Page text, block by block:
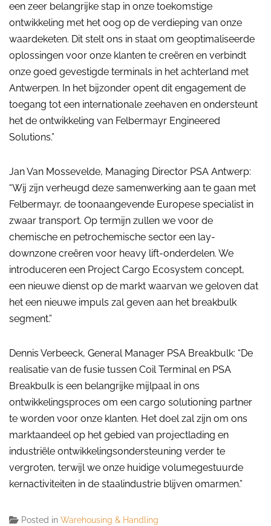
een zeer belangrijke stap in onze toekomstige
ontwikkeling met het oog op de verdieping van onze
waardeketen. Dit stelt ons in staat om geoptimaliseerde
oplossingen voor onze klanten te creëren en verbindt
onze goed gevestigde terminals in het achterland met
Antwerpen. In het bijzonder opent dit engagement de
toegang tot een internationale zeehaven en ondersteunt
het de ontwikkeling van Felbermayr Engineered
Solutions.”
Jan Van Mossevelde, Managing Director PSA Antwerp:
“Wij zijn verheugd deze samenwerking aan te gaan met
Felbermayr, de toonaangevende Europese specialist in
zwaar transport. Op termijn zullen we voor de
chemische en petrochemische sector een lay-
downzone creëren voor heavy lift-onderdelen. We
introduceren een Project Cargo Ecosystem concept,
een nieuwe dienst op de markt waarvan we geloven dat
het een nieuwe impuls zal geven aan het breakbulk
segment.”
Dennis Verbeeck, General Manager PSA Breakbulk: “De
realisatie van de fusie tussen Coil Terminal en PSA
Breakbulk is een belangrijke mijlpaal in ons
ontwikkelingsproces om een cargo solutioning partner
te worden voor onze klanten. Het doel zal zijn om ons
marktaandeel op het gebied van projectlading en
industriële ontwikkelingsondersteuning verder te
vergroten, terwijl we onze huidige volumegestuurde
kernactiviteiten in de staalindustrie blijven omarmen.”
Posted in Warehousing & Handling